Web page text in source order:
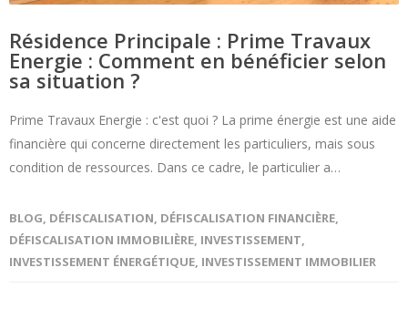
Résidence Principale : Prime Travaux
Energie : Comment en bénéficier selon
sa situation ?
Prime Travaux Energie : c'est quoi ? La prime énergie est une aide
financière qui concerne directement les particuliers, mais sous
condition de ressources. Dans ce cadre, le particulier a…
BLOG, DÉFISCALISATION, DÉFISCALISATION FINANCIÈRE,
DÉFISCALISATION IMMOBILIÈRE, INVESTISSEMENT,
INVESTISSEMENT ÉNERGÉTIQUE, INVESTISSEMENT IMMOBILIER